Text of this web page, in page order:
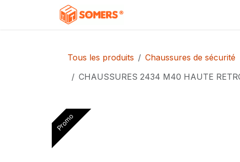
Se rendre au contenu
Tous les produits
Chaussures de sécurité
CHAUSSURES 2434 M40 HAUTE
Promo